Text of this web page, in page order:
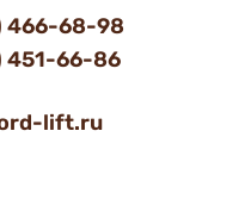
466-68-98
451-66-86
lift.ru